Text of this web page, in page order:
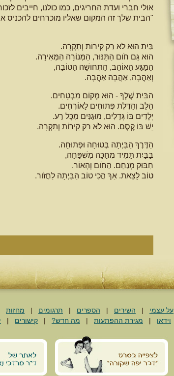
אולי חברי ועדת החריגים, כמו כולנו, חייבים
"הבית שלך זה המקום שאליו מוכרחים להכניס
בַּיִת הוּא לֹא רַק קִירוֹת וְתִקְרָה.
הוּא גַּם חֹום הַתַּנּוּר, הַמְּנוֹרָה הַמְּאִירָה.
הַמַּגָּע הָאוֹהֵב, הַתְּחוּשָׁה הַטּוֹבָה,
וְאַהֲבָה, אַהֲבָה אַהֲבָה.
הַבַּיִת שֶׁלְךָ - הוּא מְקוֹם מִבְטָחִים.
הַלֵּב וְהַדֶּלֶת פְּתוּחִים לָאוֹרְחִים.
יְלָדִים בּוֹ גְּדֵלִים, מוּגַנִּים מִכָּל רַע.
יֵשׁ בּוֹ קֶסֶם. הוּא לֹא רַק קִירוֹת וְתִקְרָה.
הַדֶּרֶךְ הַבַּיְתָה בְּטוּחָה וּפְתוּחָה.
בַּבַּיִת תָּמִיד מְחַכָּה מִשְׁפָּחָה,
חִבּוּק מְנַחֵם. הַחֹום וְהָאוֹר.
טוֹב לָצֵאת. אַךְ הֲכִי טוֹב הַבַּיְתָה לַחֲזֹור.
על עצמי | השירים | הספרים | תרגומים | מחזות
וידאו | מגירת ההפתעות | מה חדש? | קישורים |